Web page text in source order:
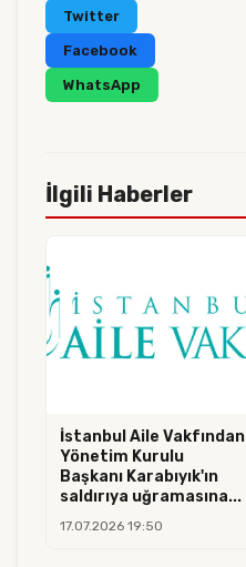
Twitter
Facebook
WhatsApp
İlgili Haberler
İstanbul Aile Vakfından
Yönetim Kurulu
Başkanı Karabıyık'ın
saldırıya uğramasına...
17.07.2026 19:50